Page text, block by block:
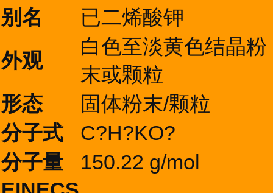
别名
已二烯酸钾
外观
白色至淡黄色结晶粉
末或颗粒
形态
固体粉末/颗粒
分子式
C?H?KO?
分子量
150.22 g/mol